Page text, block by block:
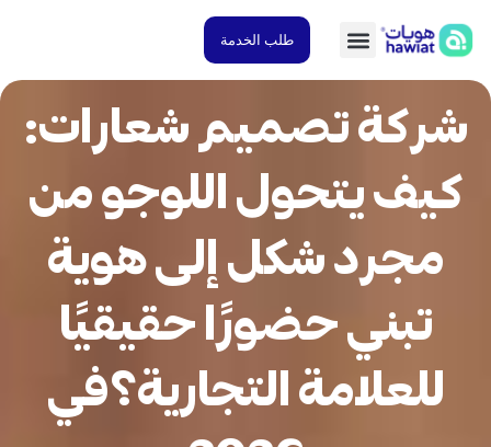
طلب الخدمة
تصميم شعارات:
يتحول اللوجو من
مجرد شكل إلى هوية
تبني حضورًا حقيقيًا
للعلامة التجارية؟في